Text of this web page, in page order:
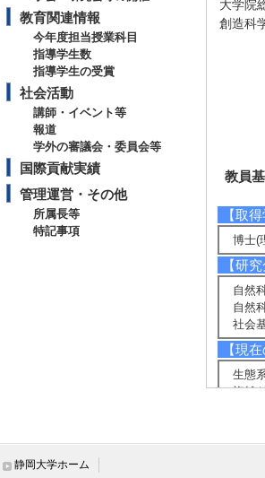
教育関連情報
今年度担当授業科目
指導学生数
指導学生の受賞
社会活動
講師・イベント等
報道
学外の審議会・委員会等
国際貢献実績
管理運営・その他
所属長等
特記事項
大学院
創造科
教員
【取
博士
【研
自然
自然
社会
【現
生態
複雑
静岡大学ホーム